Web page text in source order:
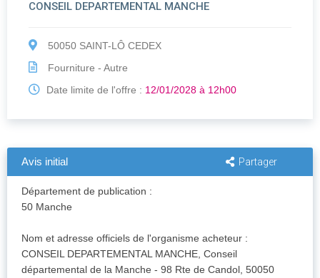
CONSEIL DEPARTEMENTAL MANCHE
50050 SAINT-LÔ CEDEX
Fourniture - Autre
Date limite de l'offre : 12/01/2028 à 12h00
Avis initial Partager
Département de publication :
50 Manche
Nom et adresse officiels de l'organisme acheteur :
CONSEIL DEPARTEMENTAL MANCHE, Conseil
départemental de la Manche - 98 Rte de Candol, 50050